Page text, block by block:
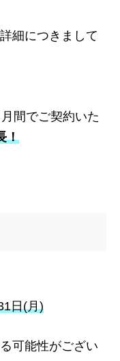
細につきまして
間でご契約いた
！
日(月)
可能性がござい